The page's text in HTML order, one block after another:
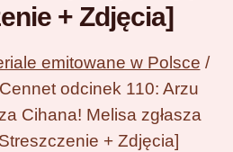
+ Zdjęcia]
emitowane w Polsce /
odcinek 110: Arzu
Cihana! Melisa zgłasza
+ Zdjęcia]